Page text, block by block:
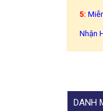
5:
Nhận
DANH